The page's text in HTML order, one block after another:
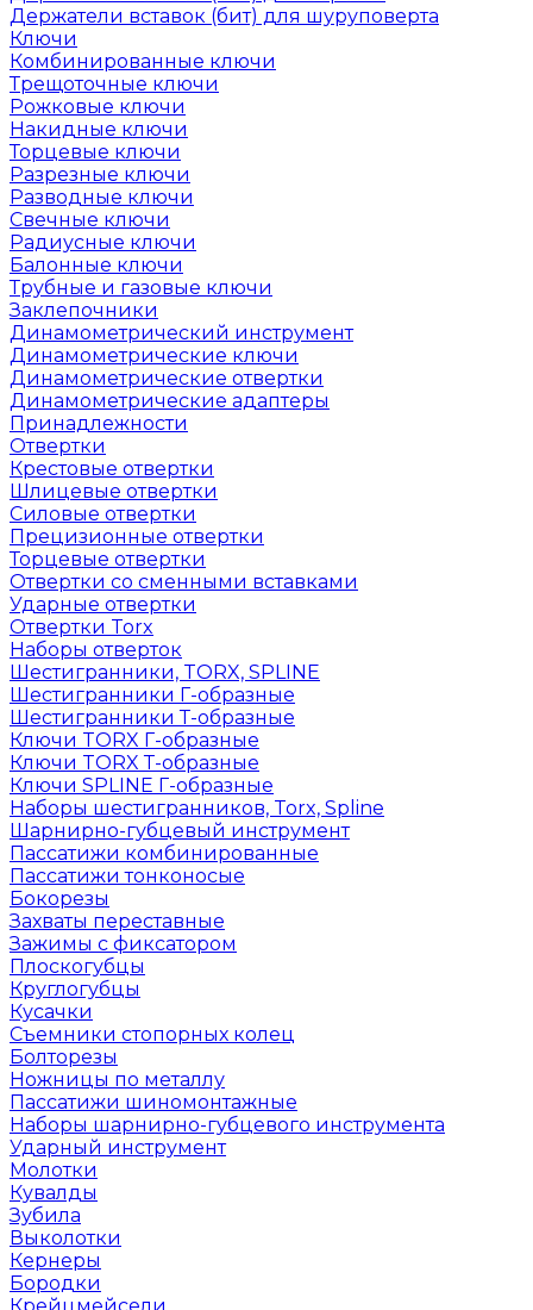
Держатели вставок (бит) для шуруповерта
Ключи
Комбинированные ключи
Трещоточные ключи
Рожковые ключи
Накидные ключи
Торцевые ключи
Разрезные ключи
Разводные ключи
Свечные ключи
Радиусные ключи
Балонные ключи
Трубные и газовые ключи
Заклепочники
Динамометрический инструмент
Динамометрические ключи
Динамометрические отвертки
Динамометрические адаптеры
Принадлежности
Отвертки
Крестовые отвертки
Шлицевые отвертки
Силовые отвертки
Прецизионные отвертки
Торцевые отвертки
Отвертки со сменными вставками
Ударные отвертки
Отвертки Torx
Наборы отверток
Шестигранники, TORX, SPLINE
Шестигранники Г-образные
Шестигранники Т-образные
Ключи TORX Г-образные
Ключи TORX Т-образные
Ключи SPLINE Г-образные
Наборы шестигранников, Torx, Spline
Шарнирно-губцевый инструмент
Пассатижи комбинированные
Пассатижи тонконосые
Бокорезы
Захваты переставные
Зажимы с фиксатором
Плоскогубцы
Круглогубцы
Кусачки
Съемники стопорных колец
Болторезы
Ножницы по металлу
Пассатижи шиномонтажные
Наборы шарнирно-губцевого инструмента
Ударный инструмент
Молотки
Кувалды
Зубила
Выколотки
Кернеры
Бородки